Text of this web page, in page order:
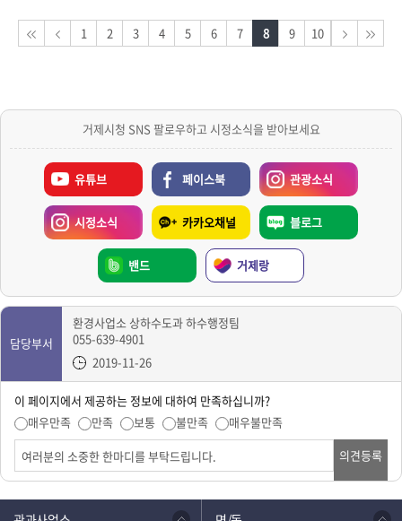
1 2 3 4 5 6 7 8 9 10
거제시청 SNS 팔로우하고 시정소식을 받아보세요
유튜브 페이스북 관광소식
시정소식 카카오채널 블로그
밴드 거제랑
담당부서
환경사업소 상하수도과 하수행정팀
055-639-4901
2019-11-26
이 페이지에서 제공하는 정보에 대하여 만족하십니까?
매우만족
만족 보통 불만족
매우불만족
의견등록